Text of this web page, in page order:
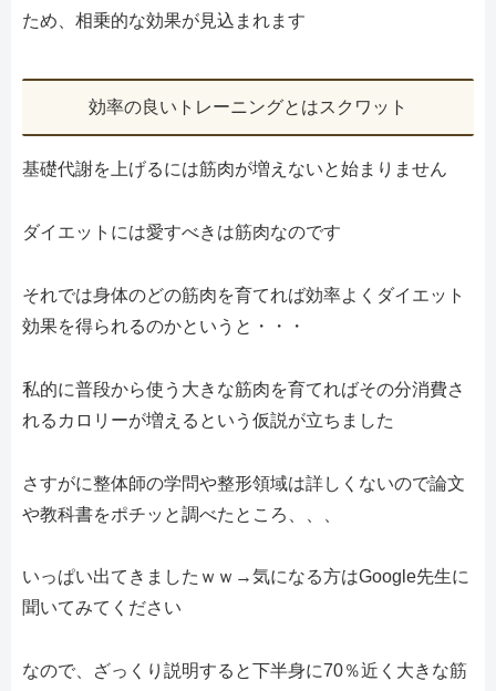
ため、相乗的な効果が見込まれます
効率の良いトレーニングとはスクワット
基礎代謝を上げるには筋肉が増えないと始まりません
ダイエットには愛すべきは筋肉なのです
それでは身体のどの筋肉を育てれば効率よくダイエット
効果を得られるのかというと・・・
私的に普段から使う大きな筋肉を育てればその分消費さ
れるカロリーが増えるという仮説が立ちました
さすがに整体師の学問や整形領域は詳しくないので論文
や教科書をポチッと調べたところ、、、
いっぱい出てきましたｗｗ→気になる方はGoogle先生に
聞いてみてください
なので、ざっくり説明すると下半身に70％近く大きな筋